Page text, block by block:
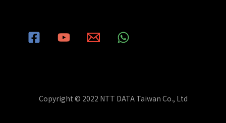
Copyright © 2022 NTT DATA Taiwan Co., Ltd